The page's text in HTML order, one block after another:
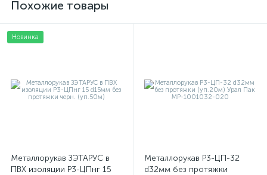
Похожие товары
Новинка
Металлорукав ЗЭТАРУС в
ПВХ изоляции Р3-ЦПнг 15
Металлорукав Р3-ЦП-32
d32мм без протяжки